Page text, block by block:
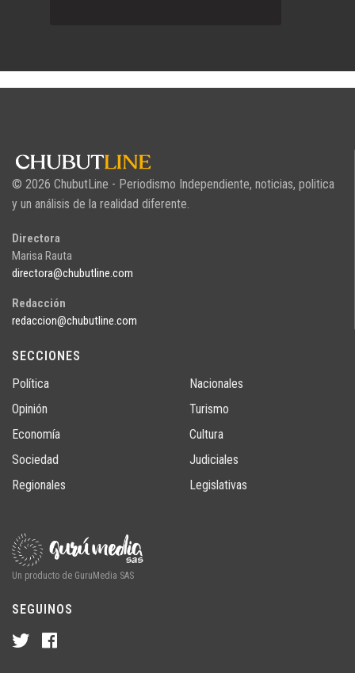
© 2026 ChubutLine - Periodismo Independiente, noticias, politica
y un análisis de la realidad diferente.
Directora
Marisa Rauta
directora@chubutline.com
Redacción
redaccion@chubutline.com
SECCIONES
Política
Opinión
Economía
Sociedad
Regionales
Nacionales
Turismo
Cultura
Judiciales
Legislativas
Un producto de GuruMedia SAS
SEGUINOS